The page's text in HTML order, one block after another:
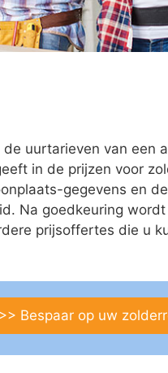
uurtarieven van een
in de prijzen voor
gegevens en de
Na goedkeuring
prijsoffertes die u
>> Bespaar op uw